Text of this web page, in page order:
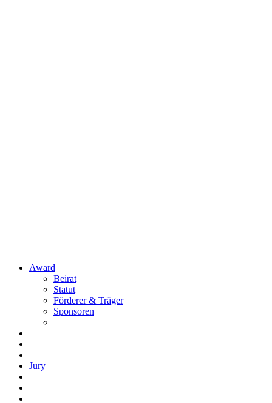
Award
Beirat
Statut
Förderer & Träger
Sponsoren
Jury